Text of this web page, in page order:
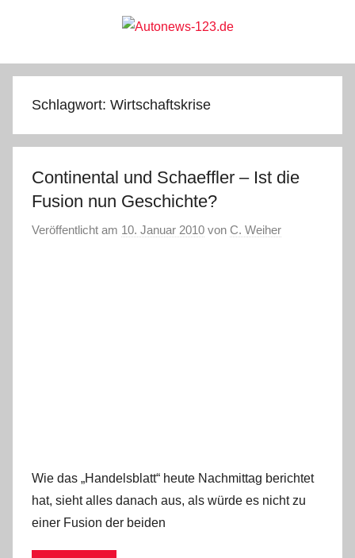
Autonews-
123.de
Schlagwort: Wirtschaftskrise
Continental und Schaeffler – Ist die
Fusion nun Geschichte?
Veröffentlicht am 10. Januar 2010 von C. Weiher
Wie das „Handelsblatt“ heute Nachmittag berichtet
hat, sieht alles danach aus, als würde es nicht zu
einer Fusion der beiden